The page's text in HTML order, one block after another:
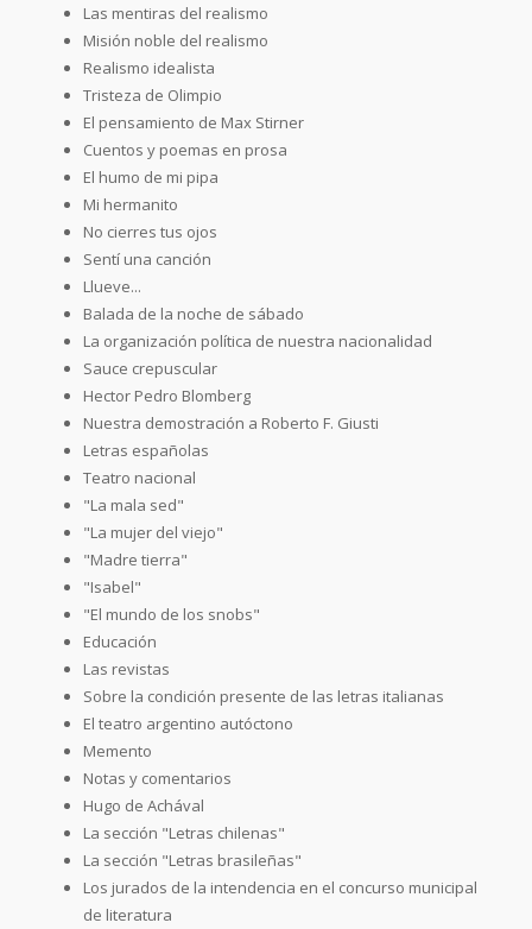
Las mentiras del realismo
Misión noble del realismo
Realismo idealista
Tristeza de Olimpio
El pensamiento de Max Stirner
Cuentos y poemas en prosa
El humo de mi pipa
Mi hermanito
No cierres tus ojos
Sentí una canción
Llueve...
Balada de la noche de sábado
La organización política de nuestra nacionalidad
Sauce crepuscular
Hector Pedro Blomberg
Nuestra demostración a Roberto F. Giusti
Letras españolas
Teatro nacional
"La mala sed"
"La mujer del viejo"
"Madre tierra"
"Isabel"
"El mundo de los snobs"
Educación
Las revistas
Sobre la condición presente de las letras italianas
El teatro argentino autóctono
Memento
Notas y comentarios
Hugo de Achával
La sección "Letras chilenas"
La sección "Letras brasileñas"
Los jurados de la intendencia en el concurso municipal
de literatura